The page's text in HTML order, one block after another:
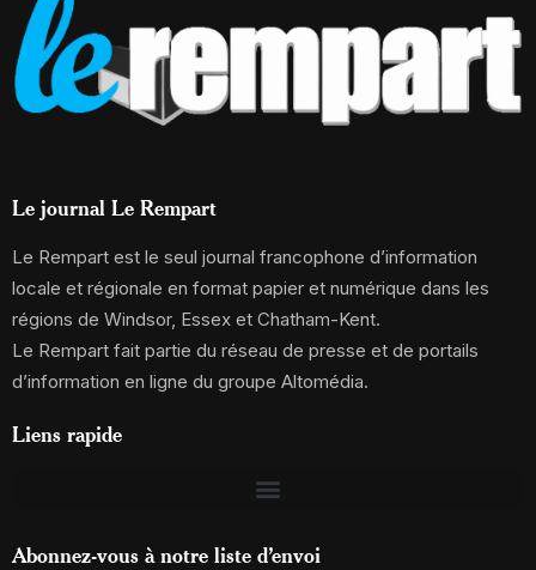
Le journal Le Rempart
Le Rempart est le seul journal francophone d’information
locale et régionale en format papier et numérique dans les
régions de Windsor, Essex et Chatham-Kent.
Le Rempart fait partie du réseau de presse et de portails
d’information en ligne du groupe Altomédia.
Liens rapide
Abonnez-vous à notre liste d’envoi